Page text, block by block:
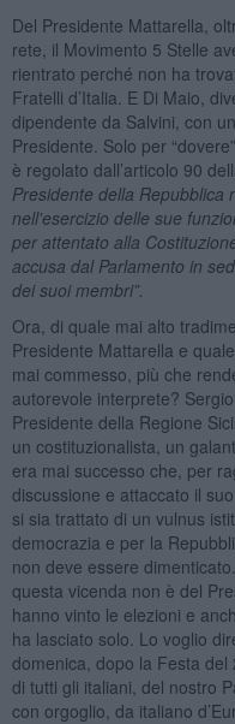
Del Presidente Mattarella,
rete, il Movimento 5 Stelle
rientrato perché non ha
Fratelli d’Italia. E Di Maio,
dipendente da Salvini, con
Presidente. Solo per
è regolato dall’articolo 90
Presidente della Repubblica
nell'esercizio delle sue
per attentato alla
accusa dal Parlamento in
dei suoi membri”.
Ora, di quale mai alto
Presidente Mattarella e
mai commesso, più che
autorevole interprete?
Presidente della Regione
un costituzionalista, un
era mai successo che, per
discussione e attaccato il
si sia trattato di un vulnus
democrazia e per la
non deve essere
questa vicenda non è del
hanno vinto le elezioni e
ha lasciato solo. Lo voglio
domenica, dopo la Festa del
di tutti gli italiani, del nostro
con orgoglio, da italiano